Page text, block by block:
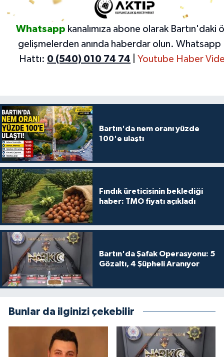
Whatsapp kanalımıza abone olarak Bartın'daki
gelişmelerden anında haberdar olun. Whatsapp
Hattı: 0 (540) 010 74 74 |Youtube Haber
Bartın'da nem oranı yüzde
100'e ulaştı
Fındık üreticisinin beklediği
haber: TMO fiyatı açıkladı
Bartın'da Şafak Operasyonu: 5
Gözaltı, 4 Şüpheli Aranıyor
Bunlar da ilginizi çekebilir